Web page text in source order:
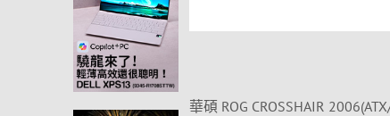
華碩 ROG CROSSHAIR